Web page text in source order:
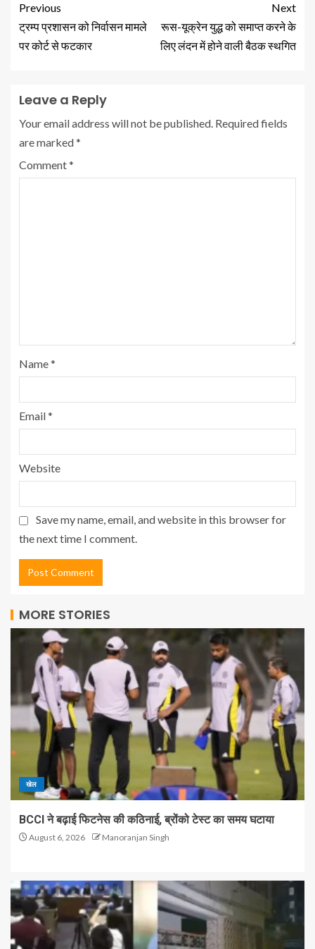
Previous
ट्रम्प प्रशासन को निर्वासन मामले
पर कोर्ट से फटकार
Next
रूस-यूक्रेन युद्ध को समाप्त करने के
लिए लंदन में होने वाली बैठक स्थगित
Leave a Reply
Your email address will not be published. Required fields
are marked*
Comment*
Name*
Email*
Website
Save my name, email, and website in this browser for
the next time I comment.
MORE STORIES
खेल
BCCI ने बढ़ाई फिटनेस की कठिनाई, ब्रोंको टेस्ट का समय घटाया
August 6, 2026 Manoranjan Singh